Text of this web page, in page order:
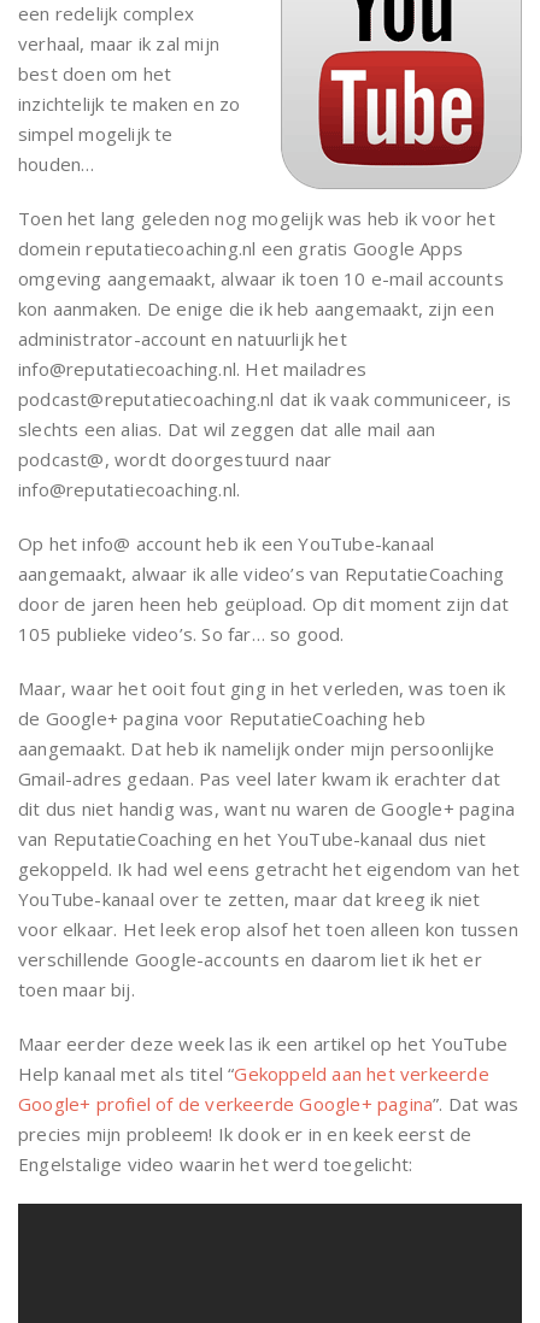
een redelijk complex
verhaal, maar ik zal mijn
best doen om het
inzichtelijk te maken en zo
simpel mogelijk te
houden…
Toen het lang geleden nog mogelijk was heb ik voor het
domein reputatiecoaching.nl een gratis Google Apps
omgeving aangemaakt, alwaar ik toen 10 e-mail accounts
kon aanmaken. De enige die ik heb aangemaakt, zijn een
administrator-account en natuurlijk het
info@reputatiecoaching.nl. Het mailadres
podcast@reputatiecoaching.nl dat ik vaak communiceer, is
slechts een alias. Dat wil zeggen dat alle mail aan
podcast@, wordt doorgestuurd naar
info@reputatiecoaching.nl.
Op het info@ account heb ik een YouTube-kanaal
aangemaakt, alwaar ik alle video’s van ReputatieCoaching
door de jaren heen heb geüpload. Op dit moment zijn dat
105 publieke video’s. So far… so good.
Maar, waar het ooit fout ging in het verleden, was toen ik
de Google+ pagina voor ReputatieCoaching heb
aangemaakt. Dat heb ik namelijk onder mijn persoonlijke
Gmail-adres gedaan. Pas veel later kwam ik erachter dat
dit dus niet handig was, want nu waren de Google+ pagina
van ReputatieCoaching en het YouTube-kanaal dus niet
gekoppeld. Ik had wel eens getracht het eigendom van het
YouTube-kanaal over te zetten, maar dat kreeg ik niet
voor elkaar. Het leek erop alsof het toen alleen kon tussen
verschillende Google-accounts en daarom liet ik het er
toen maar bij.
Maar eerder deze week las ik een artikel op het YouTube
Help kanaal met als titel “Gekoppeld aan het verkeerde
Google+ profiel of de verkeerde Google+ pagina”. Dat was
precies mijn probleem! Ik dook er in en keek eerst de
Engelstalige video waarin het werd toegelicht: